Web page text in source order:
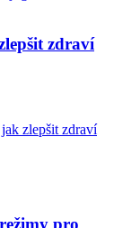
zdraví
zlepšit zdraví
pro